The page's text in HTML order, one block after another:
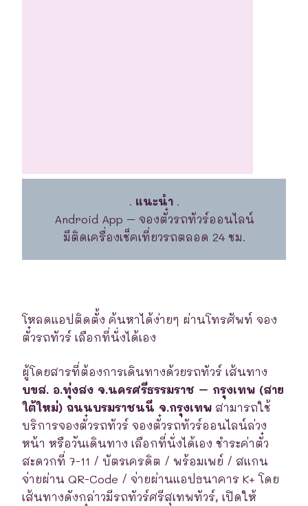
. แนะนำ.
Android App – จองตั๋วรถทัวร์ออนไลน์
มีติดเครื่องเช็คเที่ยวรถตลอด 24 ชม.
โหลดแอปติดตั้ง ค้นหาได้ง่ายๆ ผ่านโทรศัพท์ จอง
ตั๋วรถทัวร์ เลือกที่นั่งได้เอง
ผู้โดยสารที่ต้องการเดินทางด้วยรถทัวร์ เส้นทาง
บขส. อ.ทุ่งสง จ.นครศรีธรรมราช – กรุงเทพ (สาย
ใต้ใหม่) ถนนบรมราชนนี จ.กรุงเทพ สามารถใช้
บริการจองตั๋วรถทัวร์ จองตั๋วรถทัวร์ออนไลน์ล่วง
หน้า หรือวันเดินทาง เลือกที่นั่งได้เอง ชำระค่าตั๋ว
สะดวกที่ 7-11 / บัตรเครดิต / พร้อมเพย์ / สแกน
จ่ายผ่าน QR-Code / จ่ายผ่านแอปธนาคาร K+ โดย
เส้นทางดังกล่าวมีรถทัวร์ศรีสุเทพทัวร์, เปิดให้